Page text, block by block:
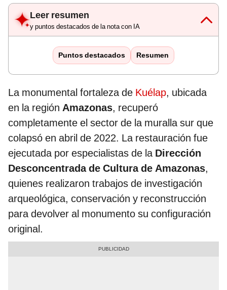
Leer resumen
y puntos destacados de la nota con IA
Puntos destacados Resumen
La monumental fortaleza de Kuélap, ubicada
en la región Amazonas, recuperó
completamente el sector de la muralla sur que
colapsó en abril de 2022. La restauración fue
ejecutada por especialistas de la Dirección
Desconcentrada de Cultura de Amazonas,
quienes realizaron trabajos de investigación
arqueológica, conservación y reconstrucción
para devolver al monumento su configuración
original.